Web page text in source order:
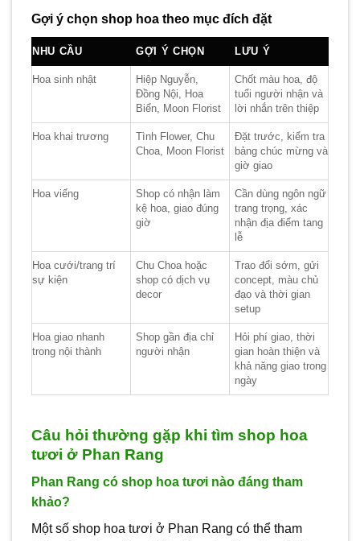
Gợi ý chọn shop hoa theo mục đích đặt
NHU CẦU GỢI Ý CHỌN LƯU Ý
Hoa sinh nhật
Hiệp Nguyễn,
Đồng Nội, Hoa
Biển, Moon Florist
Chốt màu hoa, độ
tuổi người nhận và
lời nhắn trên thiệp
Hoa khai trương
Tình Flower, Chu
Choa, Moon Florist
Đặt trước, kiểm tra
bảng chúc mừng và
giờ giao
Hoa viếng
Shop có nhận làm
kệ hoa, giao đúng
giờ
Cần dùng ngôn ngữ
trang trọng, xác
nhận địa điểm tang
lễ
Hoa cưới/trang trí
sự kiện
Chu Choa hoặc
shop có dịch vụ
decor
Trao đổi sớm, gửi
concept, màu chủ
đạo và thời gian
setup
Hoa giao nhanh
trong nội thành
Shop gần địa chỉ
người nhận
Hỏi phí giao, thời
gian hoàn thiện và
khả năng giao trong
ngày
Câu hỏi thường gặp khi tìm shop hoa
tươi ở Phan Rang
Phan Rang có shop hoa tươi nào đáng tham
khảo?
Một số shop hoa tươi ở Phan Rang có thể tham